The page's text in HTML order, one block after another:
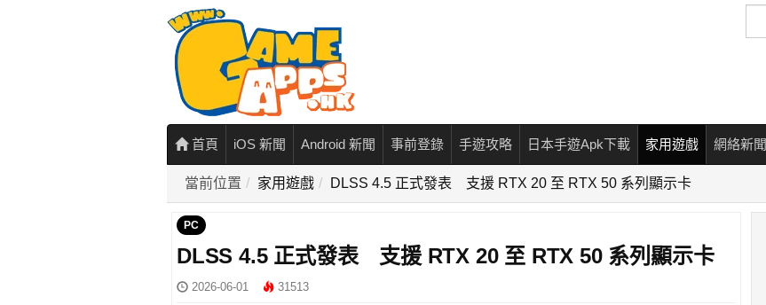
尋
首頁 iOS 新聞 Android 新聞 事前登錄 手遊攻略 日本手遊Apk下載 家用遊戲 網絡新聞
當前位置 家用遊戲 DLSS 4.5 正式發表 支援 RTX 20 至 RTX 50 系列顯示卡
PC
DLSS 4.5 正式發表 支援 RTX 20 至 RTX 50 系列顯示卡
2026-06-01 31513